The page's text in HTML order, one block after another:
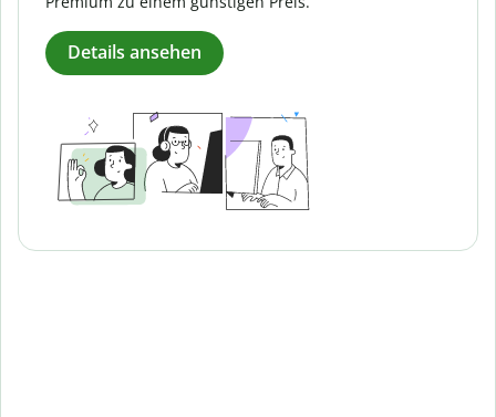
Details ansehen